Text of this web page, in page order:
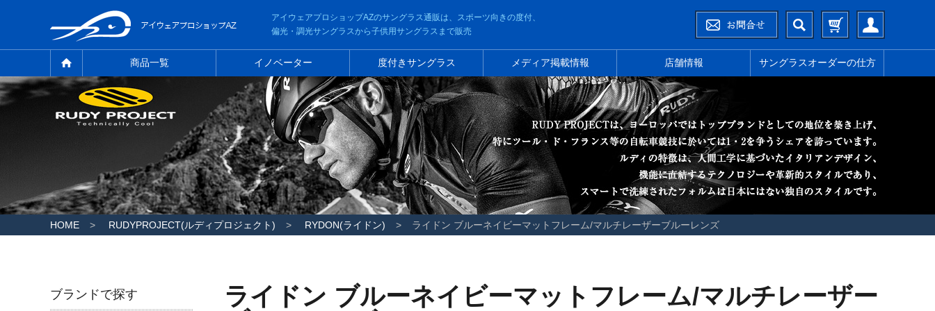
アイウェアプロショップAZのサングラス通販は、スポーツ向きの度付、
偏光・調光サングラスから子供用サングラスまで販売
商品一覧 イノベーター 度付きサングラス メディア掲載情報 店舗情報 サングラスオーダーの仕方
HOME RUDYPROJECT(ルディプロジェクト) RYDON(ライドン) ライドン ブルーネイビーマットフレーム/マルチレーザーブルーレンズ
ブランドで探す
ライドン ブルーネイビーマットフレーム/マルチレーザー